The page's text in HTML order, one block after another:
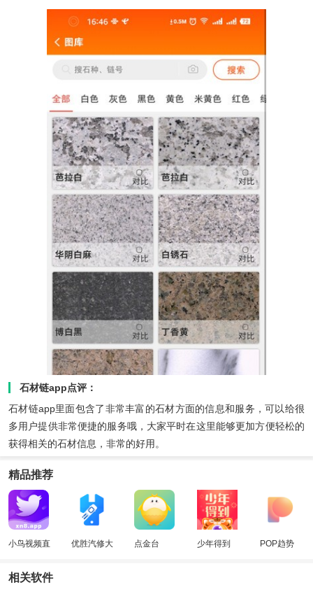
石材链app点评：
石材链app里面包含了非常丰富的石材方面的信息和服务，可以给很
多用户提供非常便捷的服务哦，大家平时在这里能够更加方便轻松的
获得相关的石材信息，非常的好用。
精品推荐
小鸟视频直
优胜汽修大
点金台 少年得到 POP趋势
相关软件